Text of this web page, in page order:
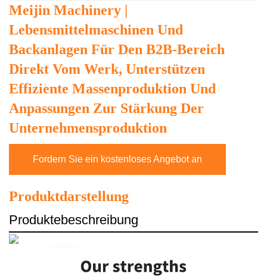
Meijin Machinery |
Lebensmittelmaschinen Und
Backanlagen Für Den B2B-Bereich
Direkt Vom Werk, Unterstützen
Effiziente Massenproduktion Und
Anpassungen Zur Stärkung Der
Unternehmensproduktion
Fordern Sie ein kostenloses Angebot an
Produktdarstellung
Produktebeschreibung